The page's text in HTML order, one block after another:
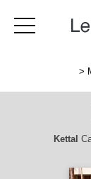
>
Kettal